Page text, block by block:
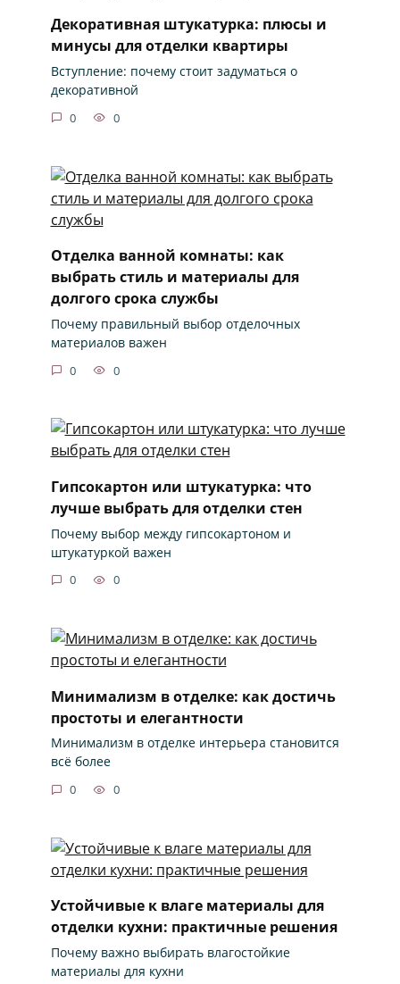
Декоративная штукатурка: плюсы и
минусы для отделки квартиры
Вступление: почему стоит задуматься о
декоративной
0 0
Отделка ванной комнаты: как
выбрать стиль и материалы для
долгого срока службы
Почему правильный выбор отделочных
материалов важен
0 0
Гипсокартон или штукатурка: что
лучше выбрать для отделки стен
Почему выбор между гипсокартоном и
штукатуркой важен
0 0
Минимализм в отделке: как достичь
простоты и елегантности
Минимализм в отделке интерьера становится
всё более
0 0
Устойчивые к влаге материалы для
отделки кухни: практичные решения
Почему важно выбирать влагостойкие
материалы для кухни